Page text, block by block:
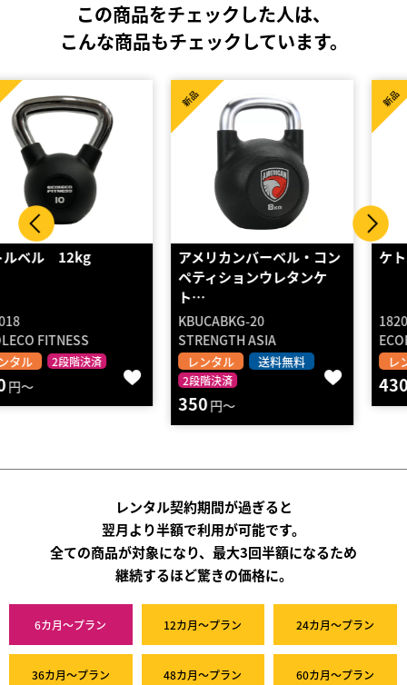
この商品をチェックした人は、
こんな商品もチェックしています。
アメリカンバーベル・コン
STRENGTH ASIA
レンタル 送料無料
新品
350円～
ケトルベル 16kg
182018
ECOLECO FITNESS
レンタル 2段階決済
新品
430
レンタル契約期間が過ぎると
翌月より半額で利用が可能です。
全ての商品が対象になり、最大3回半額になるため
継続するほど驚きの価格に。
6カ月～プラン 12カ月～プラン 24カ月～プラン
36カ月～プラン 48カ月～プラン 60カ月～プラン